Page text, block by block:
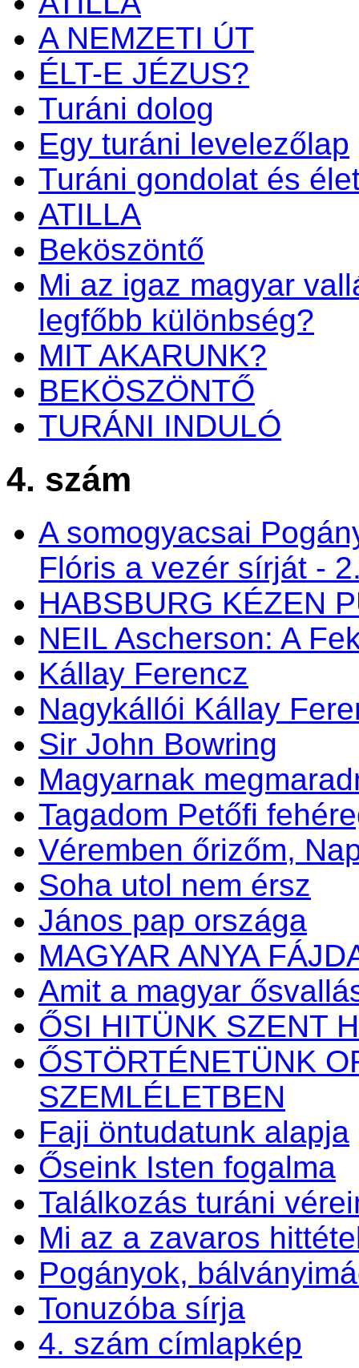
A NEMZETI ÚT
ÉLT-E JÉZUS?
Turáni dolog
Egy turáni levelezőlap
Turáni gondolat és
ATILLA
Beköszöntő
Mi az igaz magyar
legfőbb különbség?
MIT AKARUNK?
BEKÖSZÖNTŐ
TURÁNI INDULÓ
4. szám
A somogyacsai
Flóris a vezér sírját -
HABSBURG KÉZEN
NEIL Ascherson: A
Kállay Ferencz
Nagykállói Kállay
Sir John Bowring
Magyarnak
Tagadom Petőfi
Véremben őrizőm,
Soha utol nem érsz
János pap országa
MAGYAR ANYA
Amit a magyar
ŐSI HITÜNK SZENT
ŐSTÖRTÉNETÜNK
SZEMLÉLETBEN
Faji öntudatunk alapja
Őseink Isten fogalma
Találkozás turáni
Mi az a zavaros
Pogányok,
Tonuzóba sírja
4. szám címlapkép